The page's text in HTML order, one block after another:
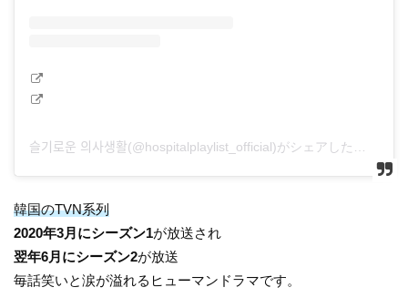
韓国のTVN系列
2020年3月にシーズン1が放送され
翌年6月にシーズン2が放送
毎話笑いと涙が溢れるヒューマンドラマです。